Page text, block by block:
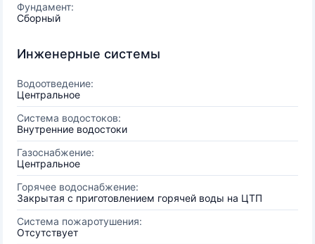
Фундамент:
Сборный
Инженерные системы
Водоотведение:
Центральное
Система водостоков:
Внутренние водостоки
Газоснабжение:
Центральное
Горячее водоснабжение:
Закрытая с приготовлением горячей воды на ЦТП
Система пожаротушения:
Отсутствует